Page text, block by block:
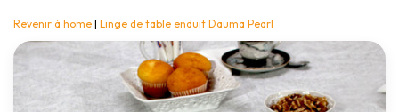
Revenir à home | Linge de table enduit Dauma Pearl